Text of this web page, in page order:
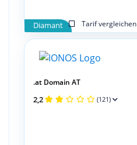
Diamant Tarif vergleichen
.at Domain AT
2,2 (121)